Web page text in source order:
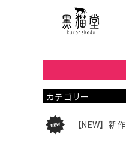
カテゴリー
【NEW】新作